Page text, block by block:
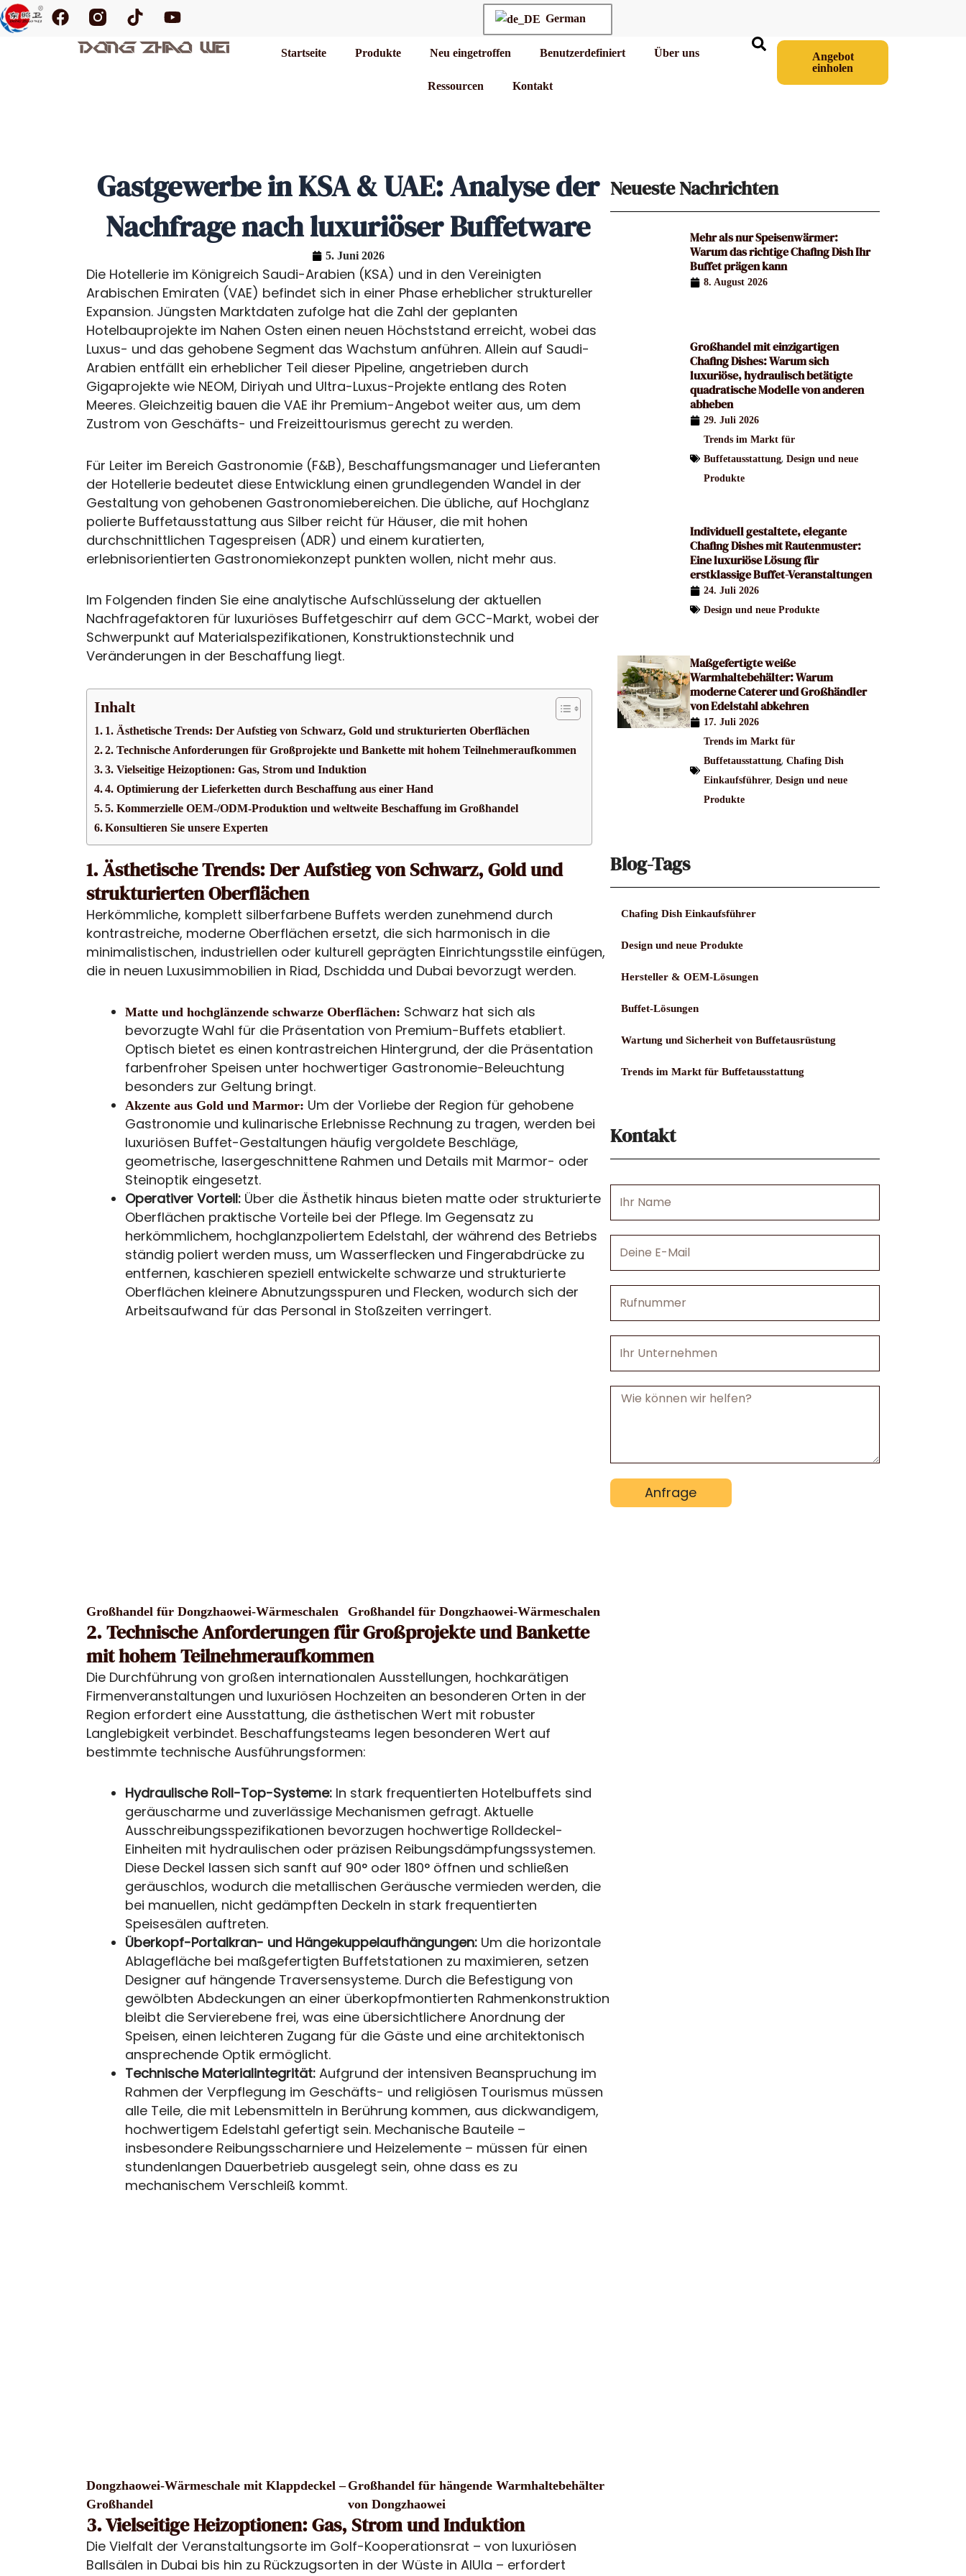
Zum
Inhalt
F
a
T
i
k
t
Y
o
u
t
German
Startseite Produkte Neu eingetroffen Benutzerdefiniert Über uns
Ressourcen Kontakt
Angebot
einholen
Gastgewerbe in KSA & UAE: Analyse der
Nachfrage nach luxuriöser Buffetware
5. Juni 2026
Die Hotellerie im Königreich Saudi-Arabien (KSA) und in den Vereinigten
Arabischen Emiraten (VAE) befindet sich in einer Phase erheblicher struktureller
Expansion. Jüngsten Marktdaten zufolge hat die Zahl der geplanten
Hotelbauprojekte im Nahen Osten einen neuen Höchststand erreicht, wobei das
Luxus- und das gehobene Segment das Wachstum anführen. Allein auf Saudi-
Arabien entfällt ein erheblicher Teil dieser Pipeline, angetrieben durch
Gigaprojekte wie NEOM, Diriyah und Ultra-Luxus-Projekte entlang des Roten
Meeres. Gleichzeitig bauen die VAE ihr Premium-Angebot weiter aus, um dem
Zustrom von Geschäfts- und Freizeittourismus gerecht zu werden.
Für Leiter im Bereich Gastronomie (F&B), Beschaffungsmanager und Lieferanten
der Hotellerie bedeutet diese Entwicklung einen grundlegenden Wandel in der
Gestaltung von gehobenen Gastronomiebereichen. Die übliche, auf Hochglanz
polierte Buffetausstattung aus Silber reicht für Häuser, die mit hohen
durchschnittlichen Tagespreisen (ADR) und einem kuratierten,
erlebnisorientierten Gastronomiekonzept punkten wollen, nicht mehr aus.
Im Folgenden finden Sie eine analytische Aufschlüsselung der aktuellen
Nachfragefaktoren für luxuriöses Buffetgeschirr auf dem GCC-Markt, wobei der
Schwerpunkt auf Materialspezifikationen, Konstruktionstechnik und
Veränderungen in der Beschaffung liegt.
Inhalt
1. Ästhetische Trends: Der Aufstieg von Schwarz, Gold und strukturierten Oberflächen
2. Technische Anforderungen für Großprojekte und Bankette mit hohem Teilnehmeraufkommen
3. Vielseitige Heizoptionen: Gas, Strom und Induktion
4. Optimierung der Lieferketten durch Beschaffung aus einer Hand
5. Kommerzielle OEM-/ODM-Produktion und weltweite Beschaffung im Großhandel
Konsultieren Sie unsere Experten
1. Ästhetische Trends: Der Aufstieg von Schwarz, Gold und
strukturierten Oberflächen
Herkömmliche, komplett silberfarbene Buffets werden zunehmend durch
kontrastreiche, moderne Oberflächen ersetzt, die sich harmonisch in die
minimalistischen, industriellen oder kulturell geprägten Einrichtungsstile einfügen,
die in neuen Luxusimmobilien in Riad, Dschidda und Dubai bevorzugt werden.
Matte und hochglänzende schwarze Oberflächen: Schwarz hat sich als
bevorzugte Wahl für die Präsentation von Premium-Buffets etabliert.
Optisch bietet es einen kontrastreichen Hintergrund, der die Präsentation
farbenfroher Speisen unter hochwertiger Gastronomie-Beleuchtung
besonders zur Geltung bringt.
Akzente aus Gold und Marmor: Um der Vorliebe der Region für gehobene
Gastronomie und kulinarische Erlebnisse Rechnung zu tragen, werden bei
luxuriösen Buffet-Gestaltungen häufig vergoldete Beschläge,
geometrische, lasergeschnittene Rahmen und Details mit Marmor- oder
Steinoptik eingesetzt.
Operativer Vorteil: Über die Ästhetik hinaus bieten matte oder strukturierte
Oberflächen praktische Vorteile bei der Pflege. Im Gegensatz zu
herkömmlichem, hochglanzpoliertem Edelstahl, der während des Betriebs
ständig poliert werden muss, um Wasserflecken und Fingerabdrücke zu
entfernen, kaschieren speziell entwickelte schwarze und strukturierte
Oberflächen kleinere Abnutzungsspuren und Flecken, wodurch sich der
Arbeitsaufwand für das Personal in Stoßzeiten verringert.
Großhandel für Dongzhaowei-Wärmeschalen Großhandel für Dongzhaowei-Wärmeschalen
2. Technische Anforderungen für Großprojekte und Bankette
mit hohem Teilnehmeraufkommen
Die Durchführung von großen internationalen Ausstellungen, hochkarätigen
Firmenveranstaltungen und luxuriösen Hochzeiten an besonderen Orten in der
Region erfordert eine Ausstattung, die ästhetischen Wert mit robuster
Langlebigkeit verbindet. Beschaffungsteams legen besonderen Wert auf
bestimmte technische Ausführungsformen:
Hydraulische Roll-Top-Systeme: In stark frequentierten Hotelbuffets sind
geräuscharme und zuverlässige Mechanismen gefragt. Aktuelle
Ausschreibungsspezifikationen bevorzugen hochwertige Rolldeckel-
Einheiten mit hydraulischen oder präzisen Reibungsdämpfungssystemen.
Diese Deckel lassen sich sanft auf 90° oder 180° öffnen und schließen
geräuschlos, wodurch die metallischen Geräusche vermieden werden, die
bei manuellen, nicht gedämpften Deckeln in stark frequentierten
Speisesälen auftreten.
Überkopf-Portalkran- und Hängekuppelaufhängungen: Um die horizontale
Ablagefläche bei maßgefertigten Buffetstationen zu maximieren, setzen
Designer auf hängende Traversensysteme. Durch die Befestigung von
gewölbten Abdeckungen an einer überkopfmontierten Rahmenkonstruktion
bleibt die Servierebene frei, was eine übersichtlichere Anordnung der
Speisen, einen leichteren Zugang für die Gäste und eine architektonisch
ansprechende Optik ermöglicht.
Technische Materialintegrität: Aufgrund der intensiven Beanspruchung im
Rahmen der Verpflegung im Geschäfts- und religiösen Tourismus müssen
alle Teile, die mit Lebensmitteln in Berührung kommen, aus dickwandigem,
hochwertigem Edelstahl gefertigt sein. Mechanische Bauteile –
insbesondere Reibungsscharniere und Heizelemente – müssen für einen
stundenlangen Dauerbetrieb ausgelegt sein, ohne dass es zu
mechanischem Verschleiß kommt.
Dongzhaowei-Wärmeschale mit Klappdeckel –
Großhandel
Großhandel für hängende Warmhaltebehälter
von Dongzhaowei
3. Vielseitige Heizoptionen: Gas, Strom und Induktion
Die Vielfalt der Veranstaltungsorte im Golf-Kooperationsrat – von luxuriösen
Ballsälen in Dubai bis hin zu Rückzugsorten in der Wüste in AlUla – erfordert
Neueste Nachrichten
Mehr als nur Speisenwärmer:
Warum das richtige Chafing Dish Ihr
Buffet prägen kann
8. August 2026
Großhandel mit einzigartigen
Chafing Dishes: Warum sich
luxuriöse, hydraulisch betätigte
quadratische Modelle von anderen
abheben
29. Juli 2026
Trends im Markt für
Buffetausstattung,Design und neue
Produkte
Individuell gestaltete, elegante
Chafing Dishes mit Rautenmuster:
Eine luxuriöse Lösung für
erstklassige Buffet-Veranstaltungen
24. Juli 2026
Design und neue Produkte
Maßgefertigte weiße
Warmhaltebehälter: Warum
moderne Caterer und Großhändler
von Edelstahl abkehren
17. Juli 2026
Trends im Markt für
Buffetausstattung,Chafing Dish
Einkaufsführer,Design und neue
Produkte
Blog-Tags
Chafing Dish Einkaufsführer
Design und neue Produkte
Hersteller & OEM-Lösungen
Buffet-Lösungen
Wartung und Sicherheit von Buffetausrüstung
Trends im Markt für Buffetausstattung
Kontakt
Name
E-
Unternehmen
Nachricht
Anfrage